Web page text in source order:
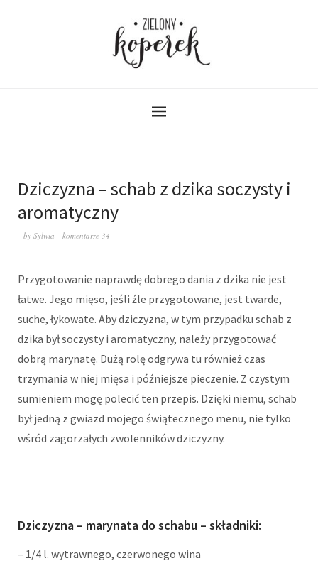
Dziczyzna – schab z dzika soczysty i
aromatyczny
by Sylwia komentarze 34
Przygotowanie naprawdę dobrego dania z dzika nie jest
łatwe. Jego mięso, jeśli źle przygotowane, jest twarde,
suche, łykowate. Aby dziczyzna, w tym przypadku schab z
dzika był soczysty i aromatyczny, należy przygotować
dobrą marynatę. Dużą rolę odgrywa tu również czas
trzymania w niej mięsa i późniejsze pieczenie. Z czystym
sumieniem mogę polecić ten przepis. Dzięki niemu, schab
był jedną z gwiazd mojego świątecznego menu, nie tylko
wśród zagorzałych zwolenników dziczyzny.
Dziczyzna – marynata do schabu – składniki:
– 1/4 l. wytrawnego, czerwonego wina